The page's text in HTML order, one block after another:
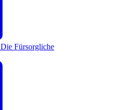
Die Fürsorgliche